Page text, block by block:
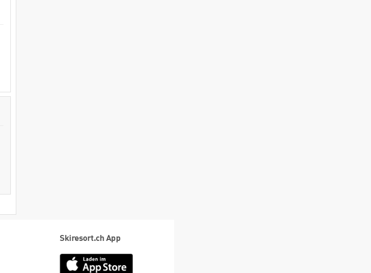
Skiresort.ch App
App
Store